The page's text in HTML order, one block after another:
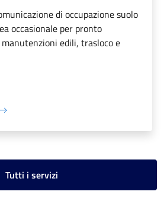
di occupazione suolo
occasionale per pronto
edili, trasloco e
Tutti i servizi